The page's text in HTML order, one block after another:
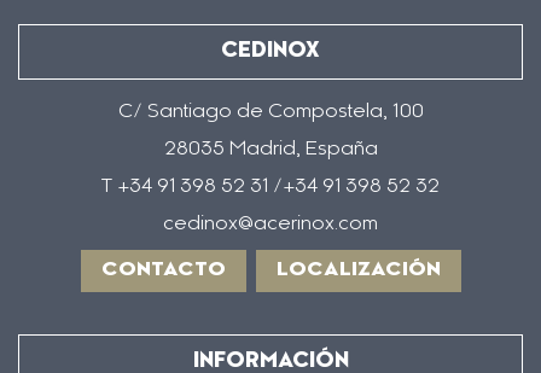
CEDINOX
C/ Santiago de Compostela, 100
28035 Madrid, España
T +34 91 398 52 31 /+34 91 398 52 32
cedinox@acerinox.com
CONTACTO LOCALIZACIÓN
INFORMACIÓN